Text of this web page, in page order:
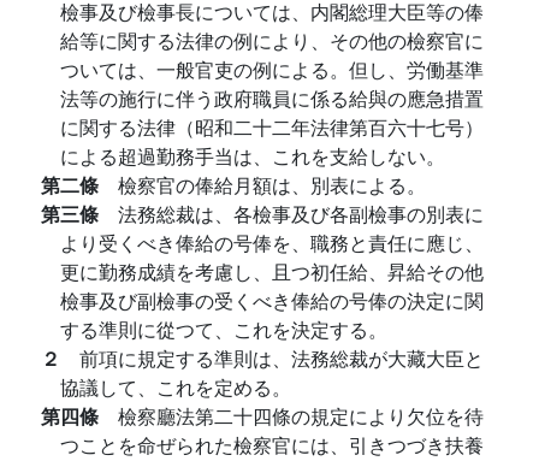
檢事及び檢事長については、内閣総理大臣等の俸
給等に関する法律の例により、その他の檢察官に
ついては、一般官吏の例による。但し、労働基準
法等の施行に伴う政府職員に係る給與の應急措置
に関する法律（昭和二十二年法律第百六十七号）
による超過勤務手当は、これを支給しない。
第二條 檢察官の俸給月額は、別表による。
第三條 法務総裁は、各檢事及び各副檢事の別表に
より受くべき俸給の号俸を、職務と責任に應じ、
更に勤務成績を考慮し、且つ初任給、昇給その他
檢事及び副檢事の受くべき俸給の号俸の決定に関
する準則に從つて、これを決定する。
２ 前項に規定する準則は、法務総裁が大藏大臣と
協議して、これを定める。
第四條 檢察廳法第二十四條の規定により欠位を待
つことを命ぜられた檢察官には、引きつづき扶養